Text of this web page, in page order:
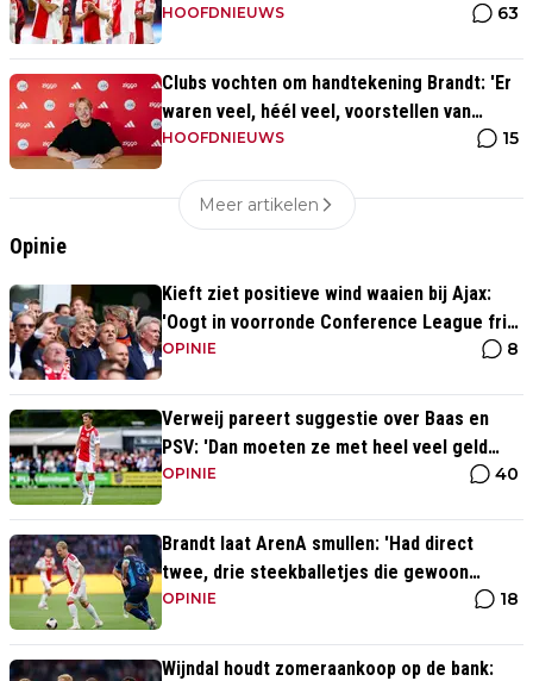
voetballer?
HOOFDNIEUWS 63
Clubs vochten om handtekening Brandt: 'Er
waren veel, héél veel, voorstellen van
overal ter wereld'
HOOFDNIEUWS 15
Meer artikelen
Opinie
Kieft ziet positieve wind waaien bij Ajax:
'Oogt in voorronde Conference League fris
en energiek'
OPINIE 8
Verweij pareert suggestie over Baas en
PSV: 'Dan moeten ze met heel veel geld
over de brug komen'
OPINIE 40
Brandt laat ArenA smullen: 'Had direct
twee, drie steekballetjes die gewoon
perfect waren'
OPINIE 18
Wijndal houdt zomeraankoop op de bank: